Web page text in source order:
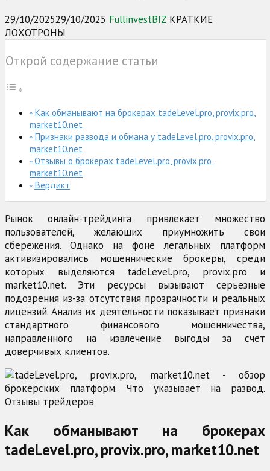
29/10/202529/10/2025 FullinvestBIZ КРАТКИЕ
ЛОХОТРОНЫ
Открой содержание статьи
Как обманывают на брокерах tadeLevel.pro, provix.pro,
market10.net
Признаки развода и обмана у tadeLevel.pro, provix.pro,
market10.net
Отзывы о брокерах tadeLevel.pro, provix.pro,
market10.net
Вердикт
Рынок онлайн-трейдинга привлекает множество
пользователей, желающих приумножить свои
сбережения. Однако на фоне легальных платформ
активизировались мошеннические брокеры, среди
которых выделяются tadeLevel.pro, provix.pro и
market10.net. Эти ресурсы вызывают серьезные
подозрения из-за отсутствия прозрачности и реальных
лицензий. Анализ их деятельности показывает признаки
стандартного финансового мошенничества,
направленного на извлечение выгоды за счёт
доверчивых клиентов.
Как обманывают на брокерах
tadeLevel.pro, provix.pro, market10.net